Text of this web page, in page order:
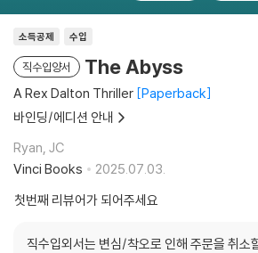
소득공제 수입
직수입양서 The Abyss
A Rex Dalton Thriller Paperback
바인딩/에디션 안내
Ryan, JC
Vinci Books
2025.07.03.
첫번째 리뷰어가 되어주세요
직수입외서는 변심/착오로 인해 주문을 취소